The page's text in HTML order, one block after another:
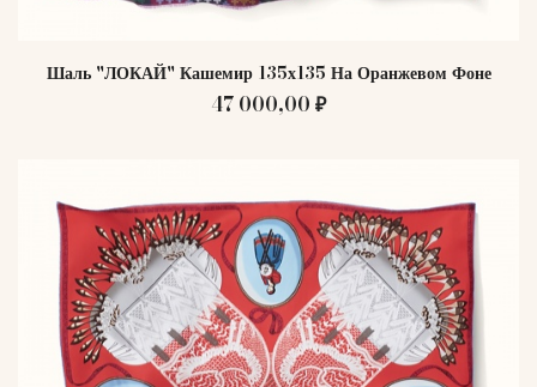
Шаль "ЛОКАЙ" Кашемир 135х135 На Оранжевом Фоне
47 000,00 ₽